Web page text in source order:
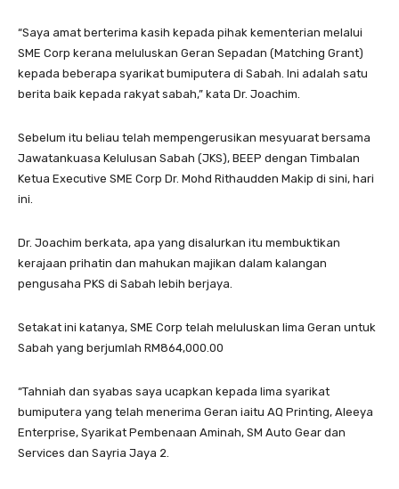
“Saya amat berterima kasih kepada pihak kementerian melalui
SME Corp kerana meluluskan Geran Sepadan (Matching Grant)
kepada beberapa syarikat bumiputera di Sabah. Ini adalah satu
berita baik kepada rakyat sabah,” kata Dr. Joachim.
Sebelum itu beliau telah mempengerusikan mesyuarat bersama
Jawatankuasa Kelulusan Sabah (JKS), BEEP dengan Timbalan
Ketua Executive SME Corp Dr. Mohd Rithaudden Makip di sini, hari
ini.
Dr. Joachim berkata, apa yang disalurkan itu membuktikan
kerajaan prihatin dan mahukan majikan dalam kalangan
pengusaha PKS di Sabah lebih berjaya.
Setakat ini katanya, SME Corp telah meluluskan lima Geran untuk
Sabah yang berjumlah RM864,000.00
“Tahniah dan syabas saya ucapkan kepada lima syarikat
bumiputera yang telah menerima Geran iaitu AQ Printing, Aleeya
Enterprise, Syarikat Pembenaan Aminah, SM Auto Gear dan
Services dan Sayria Jaya 2.